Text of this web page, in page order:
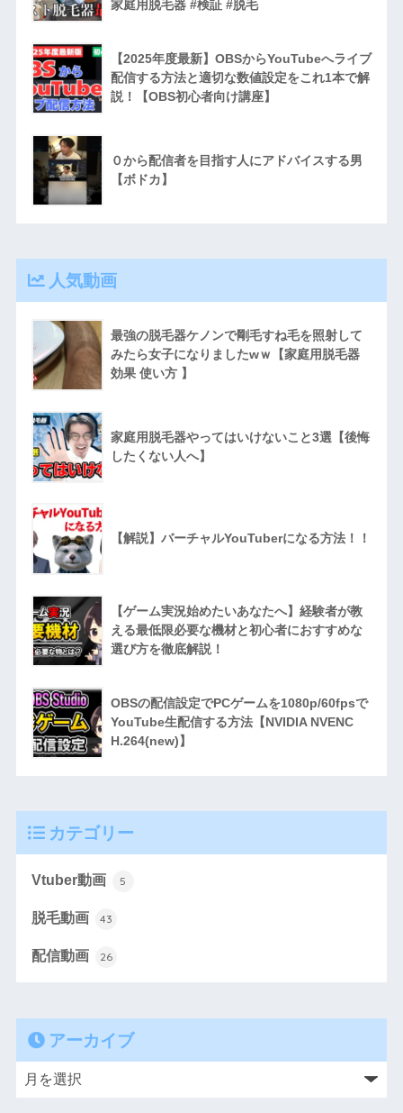
家庭用脱毛器 #検証 #脱毛
【2025年度最新】OBSからYouTubeへライブ
配信する方法と適切な数値設定をこれ1本で解
説！【OBS初心者向け講座】
０から配信者を目指す人にアドバイスする男
【ボドカ】
人気動画
最強の脱毛器ケノンで剛毛すね毛を照射して
みたら女子になりましたwｗ【家庭用脱毛器
効果 使い方 】
家庭用脱毛器やってはいけないこと3選【後悔
したくない人へ】
【解説】バーチャルYouTuberになる方法！！
【ゲーム実況始めたいあなたへ】経験者が教
える最低限必要な機材と初心者におすすめな
選び方を徹底解説！
OBSの配信設定でPCゲームを1080p/60fpsで
YouTube生配信する方法【NVIDIA NVENC
H.264(new)】
カテゴリー
Vtuber動画 5
脱毛動画 43
配信動画 26
アーカイブ